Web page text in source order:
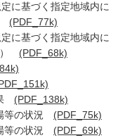
に基づく指定地域内に
(PDF_77k)
に基づく指定地域内に
） (PDF_68k)
(PDF_138k)
等の状況 (PDF_75k)
等の状況 (PDF_69k)